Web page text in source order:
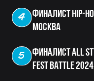
+7 (925) 245-02-80